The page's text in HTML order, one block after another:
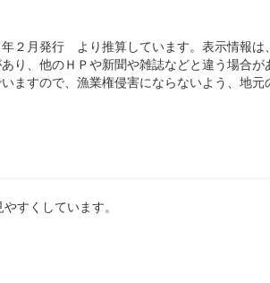
発行 より推算しています。表示情報は、
、他のＨＰや新聞や雑誌などと違う場合が
すので、漁業権侵害にならないよう、地
すくしています。